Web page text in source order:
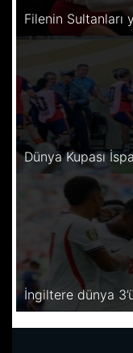
Filenin Sultanları
Dünya Kupası
İngiltere dünya